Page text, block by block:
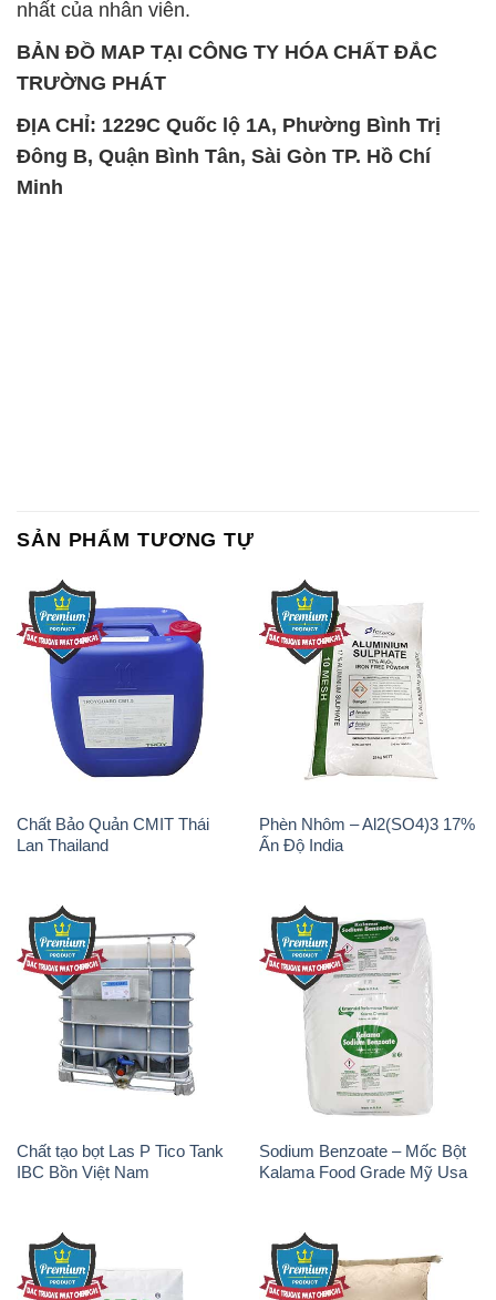
Đông B, Quận Bình Tân, Sài Gòn TP. Hồ Chí
Minh
Chất Bảo Quản CMIT Thái
Lan Thailand
Phèn Nhôm – Al2(SO4)3 17%
Ấn Độ India
Chất tạo bọt Las P Tico Tank
IBC Bồn Việt Nam
Sodium Benzoate – Mốc Bột
Kalama Food Grade Mỹ Usa